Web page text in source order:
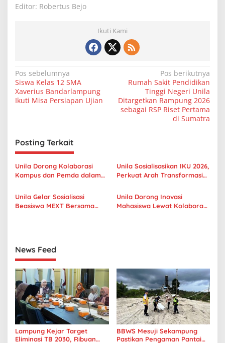
Editor: Robertus Bejo
Ikuti Kami
N
a
v
a
s
i
o
Pos sebelumnya
Siswa Kelas 12 SMA
Xaverius Bandarlampung
Ikuti Misa Persiapan Ujian
Pos berikutnya
Rumah Sakit Pendidikan
Tinggi Negeri Unila
Ditargetkan Rampung 2026
sebagai RSP Riset Pertama
di Sumatra
Posting Terkait
Unila Dorong Kolaborasi
Kampus dan Pemda dalam
Daerah
Unila Sosialisasikan IKU 2026,
Perkuat Arah Transformasi
Unila Gelar Sosialisasi
Beasiswa MEXT Bersama
Unila Dorong Inovasi
Mahasiswa Lewat Kolaborasi
News Feed
Lampung Kejar Target
Eliminasi TB 2030, Ribuan
BBWS Mesuji Sekampung
Pastikan Pengaman Pantai